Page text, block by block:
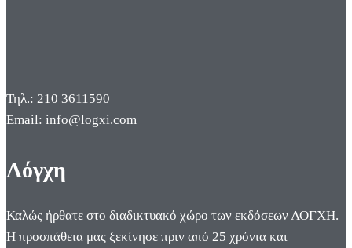
Τηλ.: 210 3611590
Email: info@logxi.com
Λόγχη
Καλώς ήρθατε στο διαδικτυακό χώρο των εκδόσεων ΛΟΓΧΗ.
Η προσπάθεια μας ξεκίνησε πριν από 25 χρόνια και